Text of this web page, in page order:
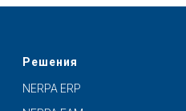
Решения
NERPA ERP